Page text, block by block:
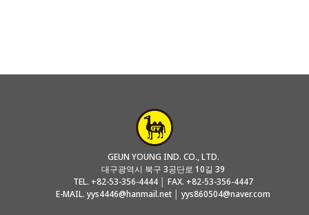
GEUN YOUNG IND. CO., LTD.
대구광역시 북구 3공단로 10길 39
TEL. +82-53-356-4444 │ FAX. +82-53-356-4447
E-MAIL. yys4446@hanmail.net │ yys860504@naver.com